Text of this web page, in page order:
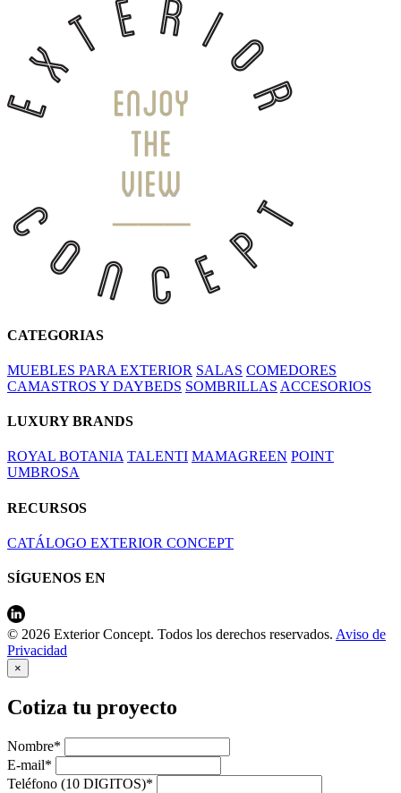
CATEGORIAS
MUEBLES PARA EXTERIOR SALAS COMEDORES
CAMASTROS Y DAYBEDS SOMBRILLAS ACCESORIOS
LUXURY BRANDS
ROYAL BOTANIA TALENTI MAMAGREEN POINT
UMBROSA
RECURSOS
CATÁLOGO EXTERIOR CONCEPT
SÍGUENOS EN
© 2026 Exterior Concept. Todos los derechos reservados. Aviso de
Privacidad
×
Cotiza tu proyecto
Nombre*
E-mail*
Teléfono (10 DIGITOS)*